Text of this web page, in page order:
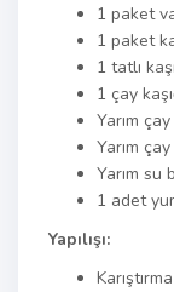
1 paket
1 paket
1 tatlı
1 çay
Yarım
Yarım
Yarım su
1 adet
Yapılışı: